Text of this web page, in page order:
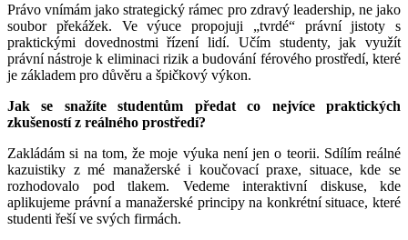
Právo vnímám jako strategický rámec pro zdravý leadership, ne jako
soubor překážek. Ve výuce propojuji „tvrdé“ právní jistoty s
praktickými dovednostmi řízení lidí. Učím studenty, jak využít
právní nástroje k eliminaci rizik a budování férového prostředí, které
je základem pro důvěru a špičkový výkon.
Jak se snažíte studentům předat co nejvíce praktických
zkušeností z reálného prostředí?
Zakládám si na tom, že moje výuka není jen o teorii. Sdílím reálné
kazuistiky z mé manažerské i koučovací praxe, situace, kde se
rozhodovalo pod tlakem. Vedeme interaktivní diskuse, kde
aplikujeme právní a manažerské principy na konkrétní situace, které
studenti řeší ve svých firmách.